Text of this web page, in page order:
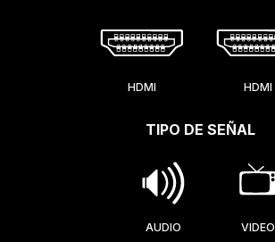
HDMI HDMI
TIPO DE SEÑAL
AUDIO VIDEO